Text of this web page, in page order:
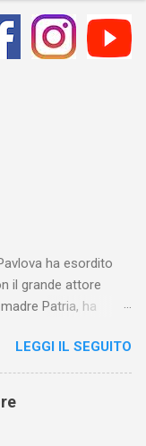
ha esordito
il grande attore
Patria, ha
la piena
di rinnovare
mondo teatrale
LEGGI IL SEGUITO